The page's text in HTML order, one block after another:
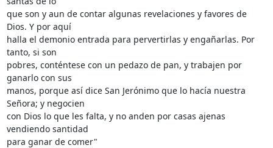
que son y aun de contar algunas revelaciones y favores de
Dios. Y por aquí
halla el demonio entrada para pervertirlas y engañarlas. Por
tanto, si son
pobres, conténtese con un pedazo de pan, y trabajen por
ganarlo con sus
manos, porque así dice San Jerónimo que lo hacía nuestra
Señora; y negocien
con Dios lo que les falta, y no anden por casas ajenas
vendiendo santidad
para ganar de comer"